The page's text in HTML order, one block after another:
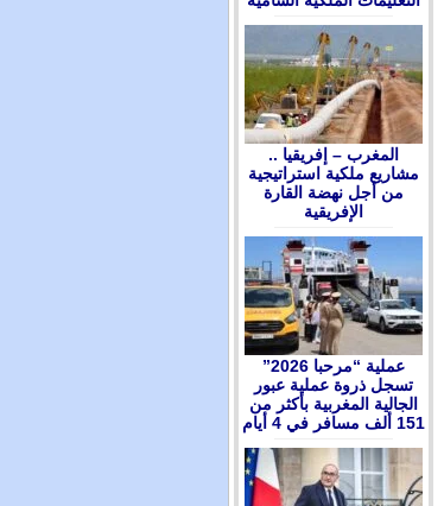
المغرب – إفريقيا ..
مشاريع ملكية استراتيجية
من أجل نهضة القارة
الإفريقية
عملية “مرحبا 2026”
تسجل ذروة عملية عبور
الجالية المغربية بأكثر من
151 ألف مسافر في 4 أيام